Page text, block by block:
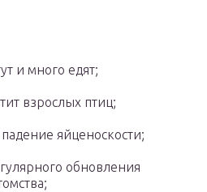
и много едят;
взрослых птиц;
падение яйценоскости;
обновления